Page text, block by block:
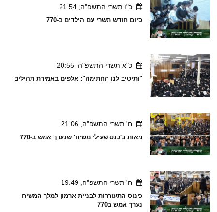
כ"ו תשרי התשפ"ה, 21:54
סיום חודש תשרי עם הילדים ב-770
כ"א תשרי התשפ"ה, 20:55
"ותיטיב לנו החתימה": אלפים באמירת תהילים
ח' תשרי התשפ"ה, 21:06
מאות ב'כנס פעילי משיח' שנערך אמש ב-770
ח' תשרי התשפ"ה, 19:49
כינוס התעוררות לבניית ארמון למלך המשיח
נערך אמש ב770